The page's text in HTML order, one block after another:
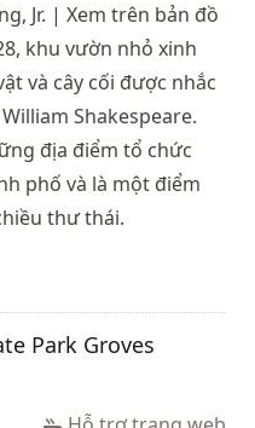
Jr. | Xem trên bản đồ
khu vườn nhỏ xinh
và cây cối được nhắc
Shakespeare.
địa điểm tổ chức
phố và là một điểm
thư thái.
Park Groves